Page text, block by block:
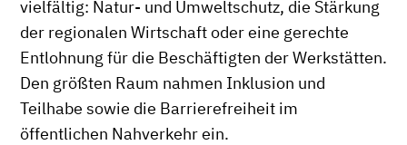
vielfältig: Natur- und Umweltschutz, die Stärkung
der regionalen Wirtschaft oder eine gerechte
Entlohnung für die Beschäftigten der Werkstätten.
Den größten Raum nahmen Inklusion und
Teilhabe sowie die Barrierefreiheit im
öffentlichen Nahverkehr ein.